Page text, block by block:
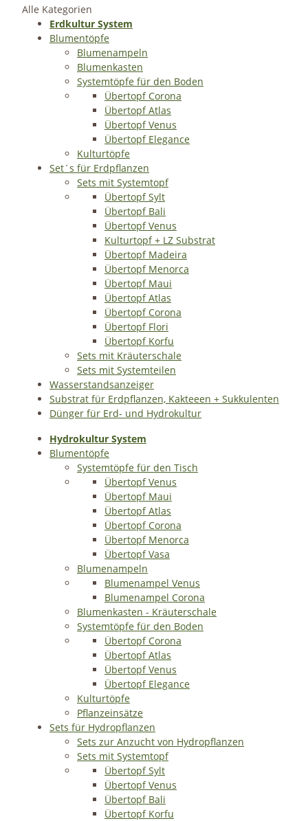
Alle Kategorien
Erdkultur System
Blumentöpfe
Blumenampeln
Blumenkasten
Systemtöpfe für den Boden
Übertopf Corona
Übertopf Atlas
Übertopf Venus
Übertopf Elegance
Kulturtöpfe
Set´s für Erdpflanzen
Sets mit Systemtopf
Übertopf Sylt
Übertopf Bali
Übertopf Venus
Kulturtopf + LZ Substrat
Übertopf Madeira
Übertopf Menorca
Übertopf Maui
Übertopf Atlas
Übertopf Corona
Übertopf Flori
Übertopf Korfu
Sets mit Kräuterschale
Sets mit Systemteilen
Wasserstandsanzeiger
Substrat für Erdpflanzen, Kakteeen + Sukkulenten
Dünger für Erd- und Hydrokultur
Hydrokultur System
Blumentöpfe
Systemtöpfe für den Tisch
Übertopf Venus
Übertopf Maui
Übertopf Atlas
Übertopf Corona
Übertopf Menorca
Übertopf Vasa
Blumenampeln
Blumenampel Venus
Blumenampel Corona
Blumenkasten - Kräuterschale
Systemtöpfe für den Boden
Übertopf Corona
Übertopf Atlas
Übertopf Venus
Übertopf Elegance
Kulturtöpfe
Pflanzeinsätze
Sets für Hydropflanzen
Sets zur Anzucht von Hydropflanzen
Sets mit Systemtopf
Übertopf Sylt
Übertopf Venus
Übertopf Bali
Übertopf Korfu